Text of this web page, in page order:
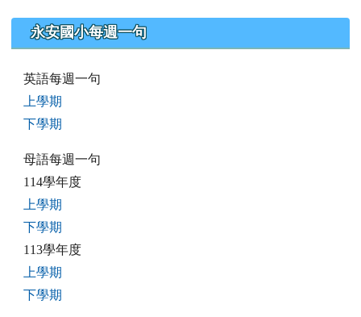
永安國小每週一句
英語每週一句
上學期
下學期
母語每週一句
114學年度
上學期
下學期
113學年度
上學期
下學期